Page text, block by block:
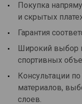
Покупка
и скрытых
Гарантия
Широкий выбор
спортивных
Консультации
материалов,
слоев.